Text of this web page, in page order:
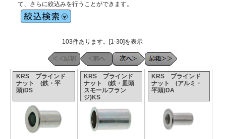
て、さらに絞込みを行うことができます。
103件あります。[1-30]を表示
KRS ブラインド
ナット (鉄・平
頭)DS
KRS ブラインド
ナット (鉄・皿頭
スモールフラン
ジ)KS
KRS ブラインド
ナット (アルミ・
平頭)DA